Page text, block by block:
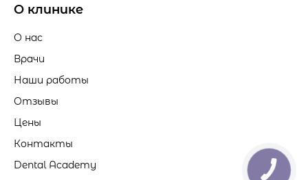
Лазерная шлифовка/пилинг против морщин
Эрбиевый лазер
О клинике
О нас
Врачи
Наши работы
Отзывы
Цены
Контакты
Dental Academy